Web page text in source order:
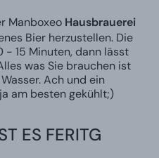
Manboxeo Hausbrauerei
Bier herzustellen. Die
- 15 Minuten, dann lässt
was Sie brauchen ist
Ach und ein
am besten gekühlt;)
ES FERITG